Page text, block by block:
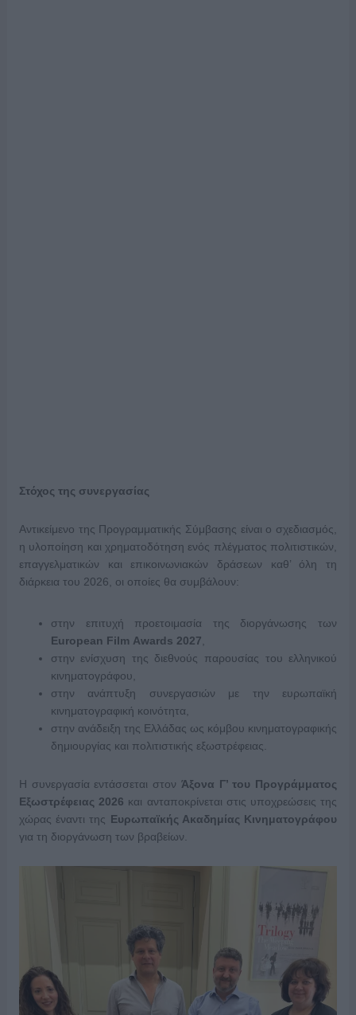
Στόχος της συνεργασίας
Αντικείμενο της Προγραμματικής Σύμβασης είναι ο σχεδιασμός,
η υλοποίηση και χρηματοδότηση ενός πλέγματος πολιτιστικών,
επαγγελματικών και επικοινωνιακών δράσεων καθ’ όλη τη
διάρκεια του 2026, οι οποίες θα συμβάλουν:
στην επιτυχή προετοιμασία της διοργάνωσης των
European Film Awards 2027,
στην ενίσχυση της διεθνούς παρουσίας του ελληνικού
κινηματογράφου,
στην ανάπτυξη συνεργασιών με την ευρωπαϊκή
κινηματογραφική κοινότητα,
στην ανάδειξη της Ελλάδας ως κόμβου κινηματογραφικής
δημιουργίας και πολιτιστικής εξωστρέφειας.
Η συνεργασία εντάσσεται στον Άξονα Γ’ του Προγράμματος
Εξωστρέφειας 2026 και ανταποκρίνεται στις υποχρεώσεις της
χώρας έναντι της Ευρωπαϊκής Ακαδημίας Κινηματογράφου
για τη διοργάνωση των βραβείων.